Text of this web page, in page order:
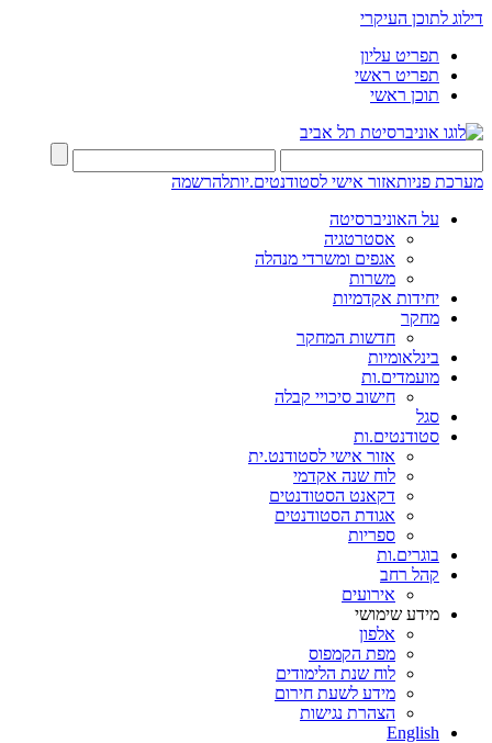
דילוג לתוכן העיקרי
תפריט עליון
תפריט ראשי
תוכן ראשי
מערכת פניותאזור אישי לסטודנטים.יותלהרשמה
על האוניברסיטה
אסטרטגיה
אגפים ומשרדי מנהלה
משרות
יחידות אקדמיות
מחקר
חדשות המחקר
בינלאומיות
מועמדים.ות
חישוב סיכויי קבלה
סגל
סטודנטים.ות
אזור אישי לסטודנט.ית
לוח שנה אקדמי
דקאנט הסטודנטים
אגודת הסטודנטים
ספריות
בוגרים.ות
קהל רחב
אירועים
מידע שימושי
אלפון
מפת הקמפוס
לוח שנת הלימודים
מידע לשעת חירום
הצהרת נגישות
English